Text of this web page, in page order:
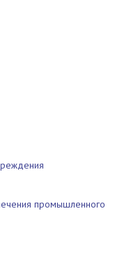
промышленного